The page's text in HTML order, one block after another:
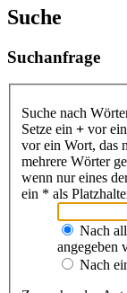
Suche
Suchanfrage
Suche nach
Setze ein + vor
vor ein Wort, das
mehrere Wörter
wenn nur eines
ein * als
Nach
angegeben
Nach